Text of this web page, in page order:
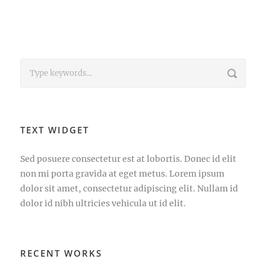
TEXT WIDGET
Sed posuere consectetur est at lobortis. Donec id elit
non mi porta gravida at eget metus. Lorem ipsum
dolor sit amet, consectetur adipiscing elit. Nullam id
dolor id nibh ultricies vehicula ut id elit.
RECENT WORKS